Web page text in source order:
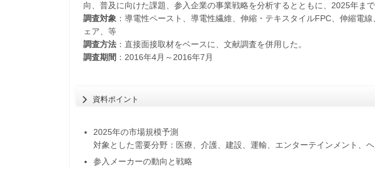
向、普及に向けた課題、参入企業の事業戦略を分析するとともに、2025年まで
調査対象 ：導電性ペースト、導電性繊維、伸縮・テキスタイルFPC、伸縮電
ェア、等
調査方法：直接面接取材をベースに、文献調査を併用した。
調査期間 ：2016年4月～2016年7月
資料ポイント
2025年の市場規模予測
対象とした需要分野：医療、介護、建設、運輸、エンターテインメント、
参入メーカーの動向と戦略